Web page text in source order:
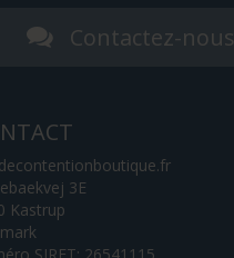
Contactez-nous
3E
Kastrup